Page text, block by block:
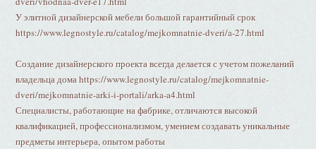
У элитной дизайнерской мебели большой гарантийный срок
https://www.legnostyle.ru/catalog/mejkomnatnie-dveri/a-27.html
Создание дизайнерского проекта всегда делается с учетом пожеланий
владельца дома https://www.legnostyle.ru/catalog/mejkomnatnie-
dveri/mejkomnatnie-arki-i-portali/arka-a4.html
Специалисты, работающие на фабрике, отличаются высокой
квалификацией, профессионализмом, умением создавать уникальные
предметы интерьера, опытом работы